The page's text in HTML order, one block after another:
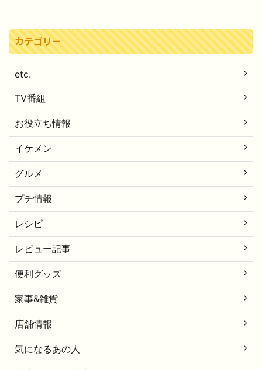
カテゴリー
etc.
TV番組
お役立ち情報
イケメン
グルメ
プチ情報
レシピ
レビュー記事
便利グッズ
家事&雑貨
店舗情報
気になるあの人